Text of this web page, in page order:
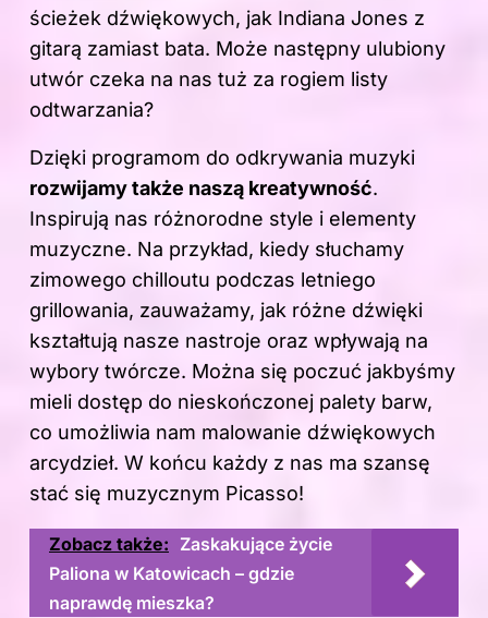
ścieżek dźwiękowych, jak Indiana Jones z
gitarą zamiast bata. Może następny ulubiony
utwór czeka na nas tuż za rogiem listy
odtwarzania?
Dzięki programom do odkrywania muzyki
rozwijamy także naszą kreatywność.
Inspirują nas różnorodne style i elementy
muzyczne. Na przykład, kiedy słuchamy
zimowego chilloutu podczas letniego
grillowania, zauważamy, jak różne dźwięki
kształtują nasze nastroje oraz wpływają na
wybory twórcze. Można się poczuć jakbyśmy
mieli dostęp do nieskończonej palety barw,
co umożliwia nam malowanie dźwiękowych
arcydzieł. W końcu każdy z nas ma szansę
stać się muzycznym Picasso!
Zobacz także: Zaskakujące życie
Paliona w Katowicach – gdzie
naprawdę mieszka?